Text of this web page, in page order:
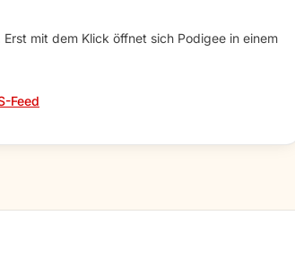
mit dem Klick öffnet sich Podigee in einem
Feed